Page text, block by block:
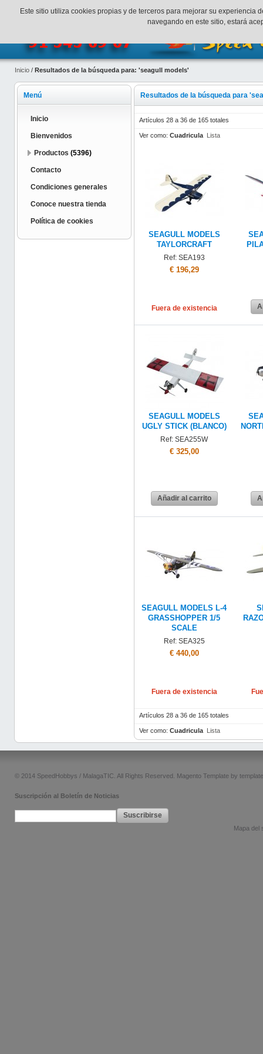
¡Bienvenidos a SpeedHobbys! Mi cuenta Finalizar
Inicio / Resultados de la búsqueda para: 'seagull models'
Resultados de la búsqueda para
Artículos 28 a 36 de 165 totales
Ver como: Cuadricula Lista
SEAGULL MODELS
TAYLORCRAFT
Ref: SEA193
€ 196,29
Fuera de existencia
SEAGULL MODELS
UGLY STICK (BLANCO)
Ref: SEA255W
€ 325,00
Añadir al carrito
SEAGULL MODELS L-4
GRASSHOPPER 1/5
SCALE
Ref: SEA325
€ 440,00
Fuera de existencia
Artículos 28 a 36 de 165 totales
Ver como: Cuadricula Lista
Menú
Inicio
Bienvenidos
Productos (5396)
Contacto
Condiciones generales
Conoce nuestra tienda
Política de cookies
© 2014 SpeedHobbys / MalagaTIC. All Rights Reserved. Magento Template by
Suscripción al Boletín de Noticias
Suscribirse
Mapa del
Este sitio utiliza cookies propias y de terceros para mejorar su
navegando en este sitio, estará